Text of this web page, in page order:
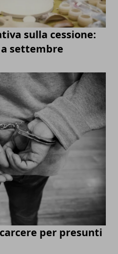
sulla cessione:
settembre
per presunti